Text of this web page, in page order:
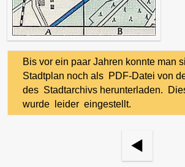
Bis vor ein paar Jahren konnte man
Stadtplan noch als PDF-Datei von
des Stadtarchivs herunterladen.
wurde leider eingestellt.